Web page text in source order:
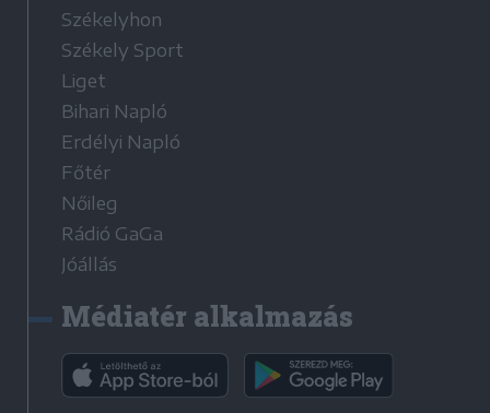
Székelyhon
Székely Sport
Liget
Bihari Napló
Erdélyi Napló
Főtér
Nőileg
Rádió GaGa
Jóállás
Médiatér alkalmazás